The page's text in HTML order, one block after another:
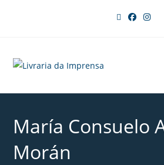
María Consuelo
Morán